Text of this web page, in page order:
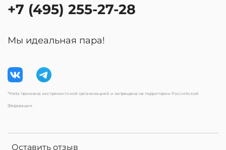
Оставить отзыв
+7 (495) 255-27-28
Мы идеальная пара!
*Meta признана экстремистской организацией и запрещена на территории Российской
Федерации.